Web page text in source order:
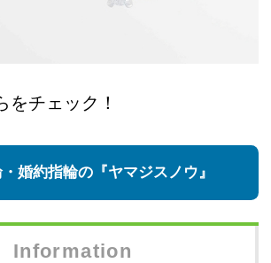
をチェック！
婚約指輪の『ヤマジスノウ』
Information